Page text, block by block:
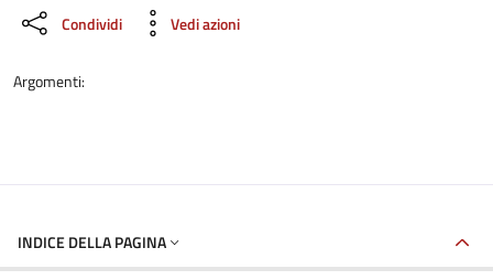
Condividi Vedi azioni
Argomenti:
INDICE DELLA PAGINA